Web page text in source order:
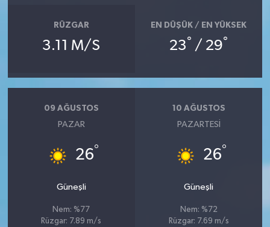
RÜZGAR
3.11 M/S
EN DÜŞÜK / EN YÜKSEK
23° / 29°
09 AĞUSTOS
PAZAR
26°
Güneşli
Nem: %77
Rüzgar: 7.89 m/s
10 AĞUSTOS
PAZARTESI
26°
Güneşli
Nem: %72
Rüzgar: 7.69 m/s